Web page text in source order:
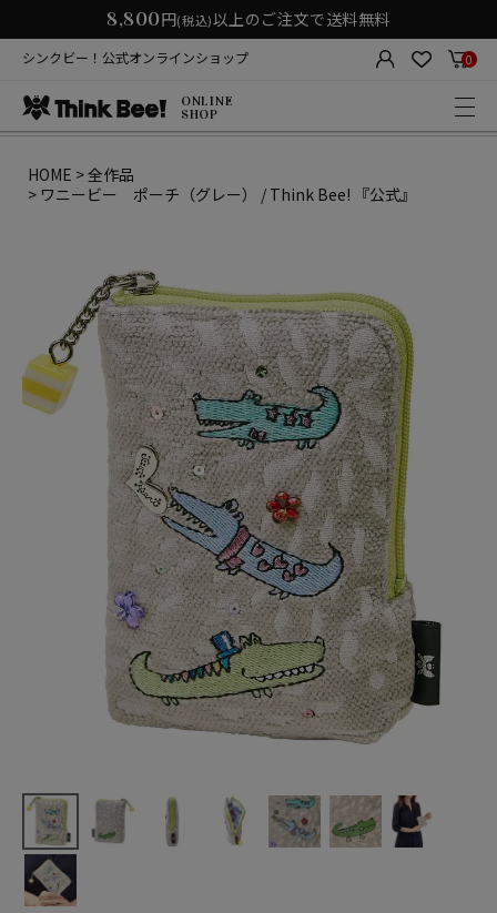
8,800円(税込)以上のご注文で送料無料
シンクビー！公式オンラインショップ 0
ONLINE
SHOP
HOME
全作品
ワニービー ポーチ（グレー） / Think Bee! 『公式』